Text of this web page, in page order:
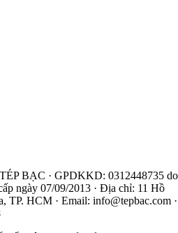
BẠC · GPDKKD: 0312448735 do
ngày 07/09/2013 · Địa chỉ: 11 Hồ
TP. HCM · Email: info@tepbac.com ·